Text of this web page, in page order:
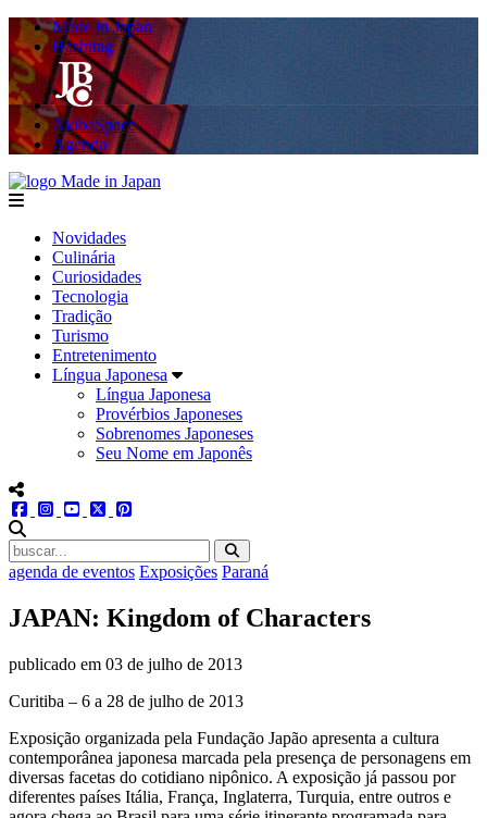
Made in Japan
Hashitag
AkibaSpace
Agenda
menu
Novidades
Culinária
Curiosidades
Tecnologia
Tradição
Turismo
Entretenimento
Língua Japonesa
Língua Japonesa
Provérbios Japoneses
Sobrenomes Japoneses
Seu Nome em Japonês
menu redes social
facebookinstagram
youtube
twitter
agenda de eventos Exposições Paraná
JAPAN: Kingdom of Characters
publicado em 03 de julho de 2013
Curitiba – 6 a 28 de julho de 2013
Exposição organizada pela Fundação Japão apresenta a cultura
contemporânea japonesa marcada pela presença de personagens em
diversas facetas do cotidiano nipônico. A exposição já passou por
diferentes países Itália, França, Inglaterra, Turquia, entre outros e